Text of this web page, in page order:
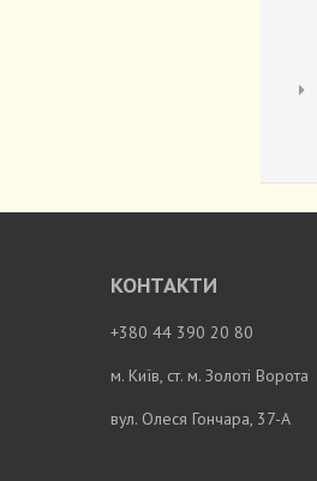
КОНТАКТИ
+380 44 390 20 80
м. Київ, ст. м. Золоті Ворота
вул. Олеся Гончара, 37-А